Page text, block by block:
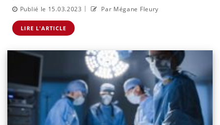
Publié le 15.03.2023 | Par Mégane Fleury
LIRE L'ARTICLE